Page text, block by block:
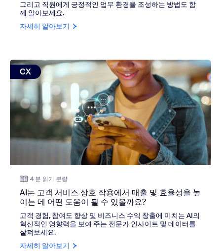
그리고 직원에게 긍정적인 업무 환경을 조성하는 방법도 함
께 알아보세요.
자세히 알아보기
view: AI는 고객 서비스 상호 작용에서 매출 및 효율성을 높
CX
4 분 읽기 분량
AI는 고객 서비스 상호 작용에서 매출 및 효율성을 높
이는 데 어떤 도움이 될 수 있을까요?
고객 경험, 참여도 향상 및 비즈니스 수익 창출에 미치는 AI의
혁신적인 영향력을 보여 주는 전문가 인사이트 및 데이터를
살펴보세요.
자세히 알아보기